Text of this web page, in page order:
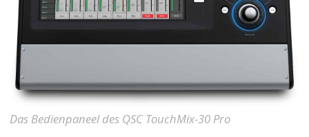
Das Bedienpaneel des QSC TouchMix-30 Pro